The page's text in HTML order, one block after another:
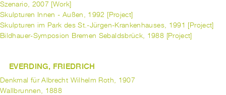
Szenario, 2007 [Work]
Skulpturen Innen - Außen, 1992 [Project]
Skulpturen im Park des St.-Jürgen-Krankenhauses, 1991 [Project]
Bildhauer-Symposion Bremen Sebaldsbrück, 1988 [Project]
EVERDING, FRIEDRICH
Denkmal für Albrecht Wilhelm Roth, 1907
Wallbrunnen, 1888